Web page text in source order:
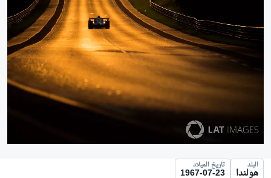
البلد
هولندا
تاريخ الميلاد
1967-07-23